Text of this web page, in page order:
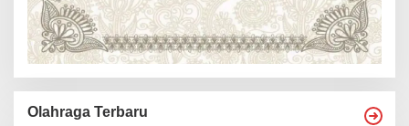
Olahraga Terbaru